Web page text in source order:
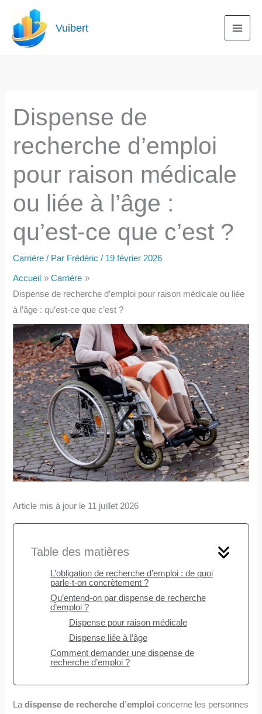
contenu
Vuibert
Dispense de
recherche d’emploi
pour raison médicale
ou liée à l’âge :
qu’est-ce que c’est ?
Carrière / Par Frédéric/ 19 février 2026
Accueil
Carrière
Dispense de recherche d’emploi pour raison médicale ou liée
à l’âge : qu’est-ce que c’est ?
Article mis à jour le 11 juillet 2026
Table des matières
L’obligation de recherche d’emploi : de quoi
parle-t-on concrètement ?
Qu’entend-on par dispense de recherche
d’emploi ?
Dispense pour raison médicale
Dispense liée à l’âge
Comment demander une dispense de
recherche d’emploi ?
Ladispense de recherche d’emploi concerne les personnes